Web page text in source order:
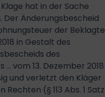
hat in der Sache
Der Änderungsbescheid
der
in Gestalt des
des
… vom 13. Dezember 2018
und verletzt den Kläger
Rechten (§ 113 Abs. 1 Satz